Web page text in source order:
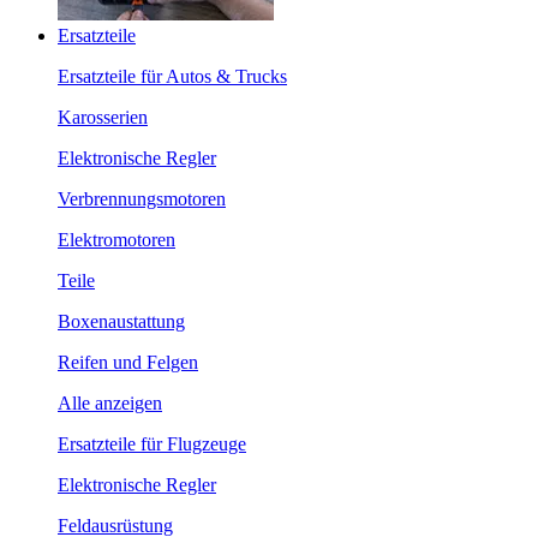
Ersatzteile
Ersatzteile für Autos & Trucks
Karosserien
Elektronische Regler
Verbrennungsmotoren
Elektromotoren
Teile
Boxenaustattung
Reifen und Felgen
Alle anzeigen
Ersatzteile für Flugzeuge
Elektronische Regler
Feldausrüstung